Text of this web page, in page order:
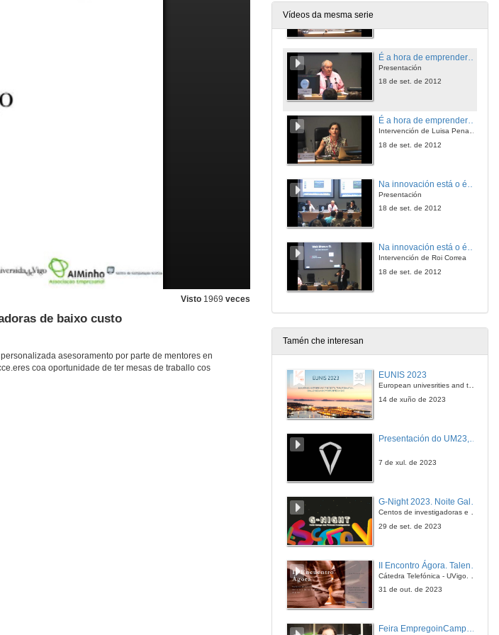
Visto 1969 veces
de baixo custo
asesoramento por parte de mentores en
coa oportunidade de ter mesas de traballo cos
Vídeos da mesma serie
Intervención de Camilo Ameijeiras
Presentación
18 de set. de 2012
É a hora de emprender…low cost... Innovación emprendedora. Iniciativas innovadoras de baixo custoón de Luisa Pena Nieto
Intervención de Luisa Pena Nieto
18 de set. de 2012
Presentación
18 de set. de 2012
Na innovación está o éxito: web menus S.L
Intervención de Roi Correa
18 de set. de 2012
Tamén che interesan
EUNIS 2023
European univesrities and the digital transformation: challenges and opportunities ahead
14 de xuño de 2023
7 de xul. de 2023
G-Night 2023. Noite Galega das Persoas Investigadoras. Conciencias creativas
Centos de investigadoras e investigadores, decenas de actividades e sete cidades
29 de set. de 2023
Cátedra Telefónica - UVigo. Espazos de innovación
31 de out. de 2023
Feira EmpregoinCampus Vigo 2024